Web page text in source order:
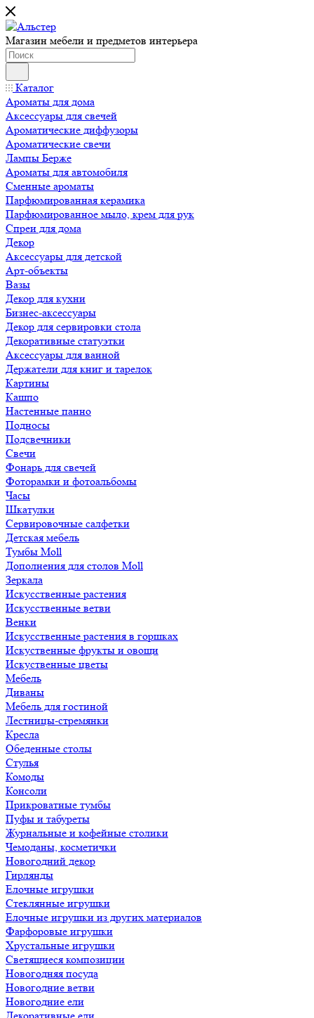
Магазин мебели и предметов интерьера
Каталог
Ароматы для дома
Аксессуары для свечей
Ароматические диффузоры
Ароматические свечи
Лампы Берже
Ароматы для автомобиля
Сменные ароматы
Парфюмированная керамика
Парфюмированное мыло, крем для рук
Спреи для дома
Декор
Аксессуары для детской
Арт-объекты
Вазы
Декор для кухни
Бизнес-аксессуары
Декор для сервировки стола
Декоративные статуэтки
Аксессуары для ванной
Держатели для книг и тарелок
Картины
Кашпо
Настенные панно
Подносы
Подсвечники
Свечи
Фонарь для свечей
Фоторамки и фотоальбомы
Часы
Шкатулки
Сервировочные салфетки
Детская мебель
Тумбы Moll
Дополнения для столов Moll
Зеркала
Искусственные растения
Искусственные ветви
Венки
Искусственные растения в горшках
Искуственные фрукты и овощи
Искуственные цветы
Мебель
Диваны
Мебель для гостиной
Лестницы-стремянки
Кресла
Обеденные столы
Стулья
Комоды
Консоли
Прикроватные тумбы
Пуфы и табуреты
Журнальные и кофейные столики
Чемоданы, косметички
Новогодний декор
Гирлянды
Елочные игрушки
Стеклянные игрушки
Елочные игрушки из других материалов
Фарфоровые игрушки
Хрустальные игрушки
Светящиеся композиции
Новогодняя посуда
Новогодние ветви
Новогодние ели